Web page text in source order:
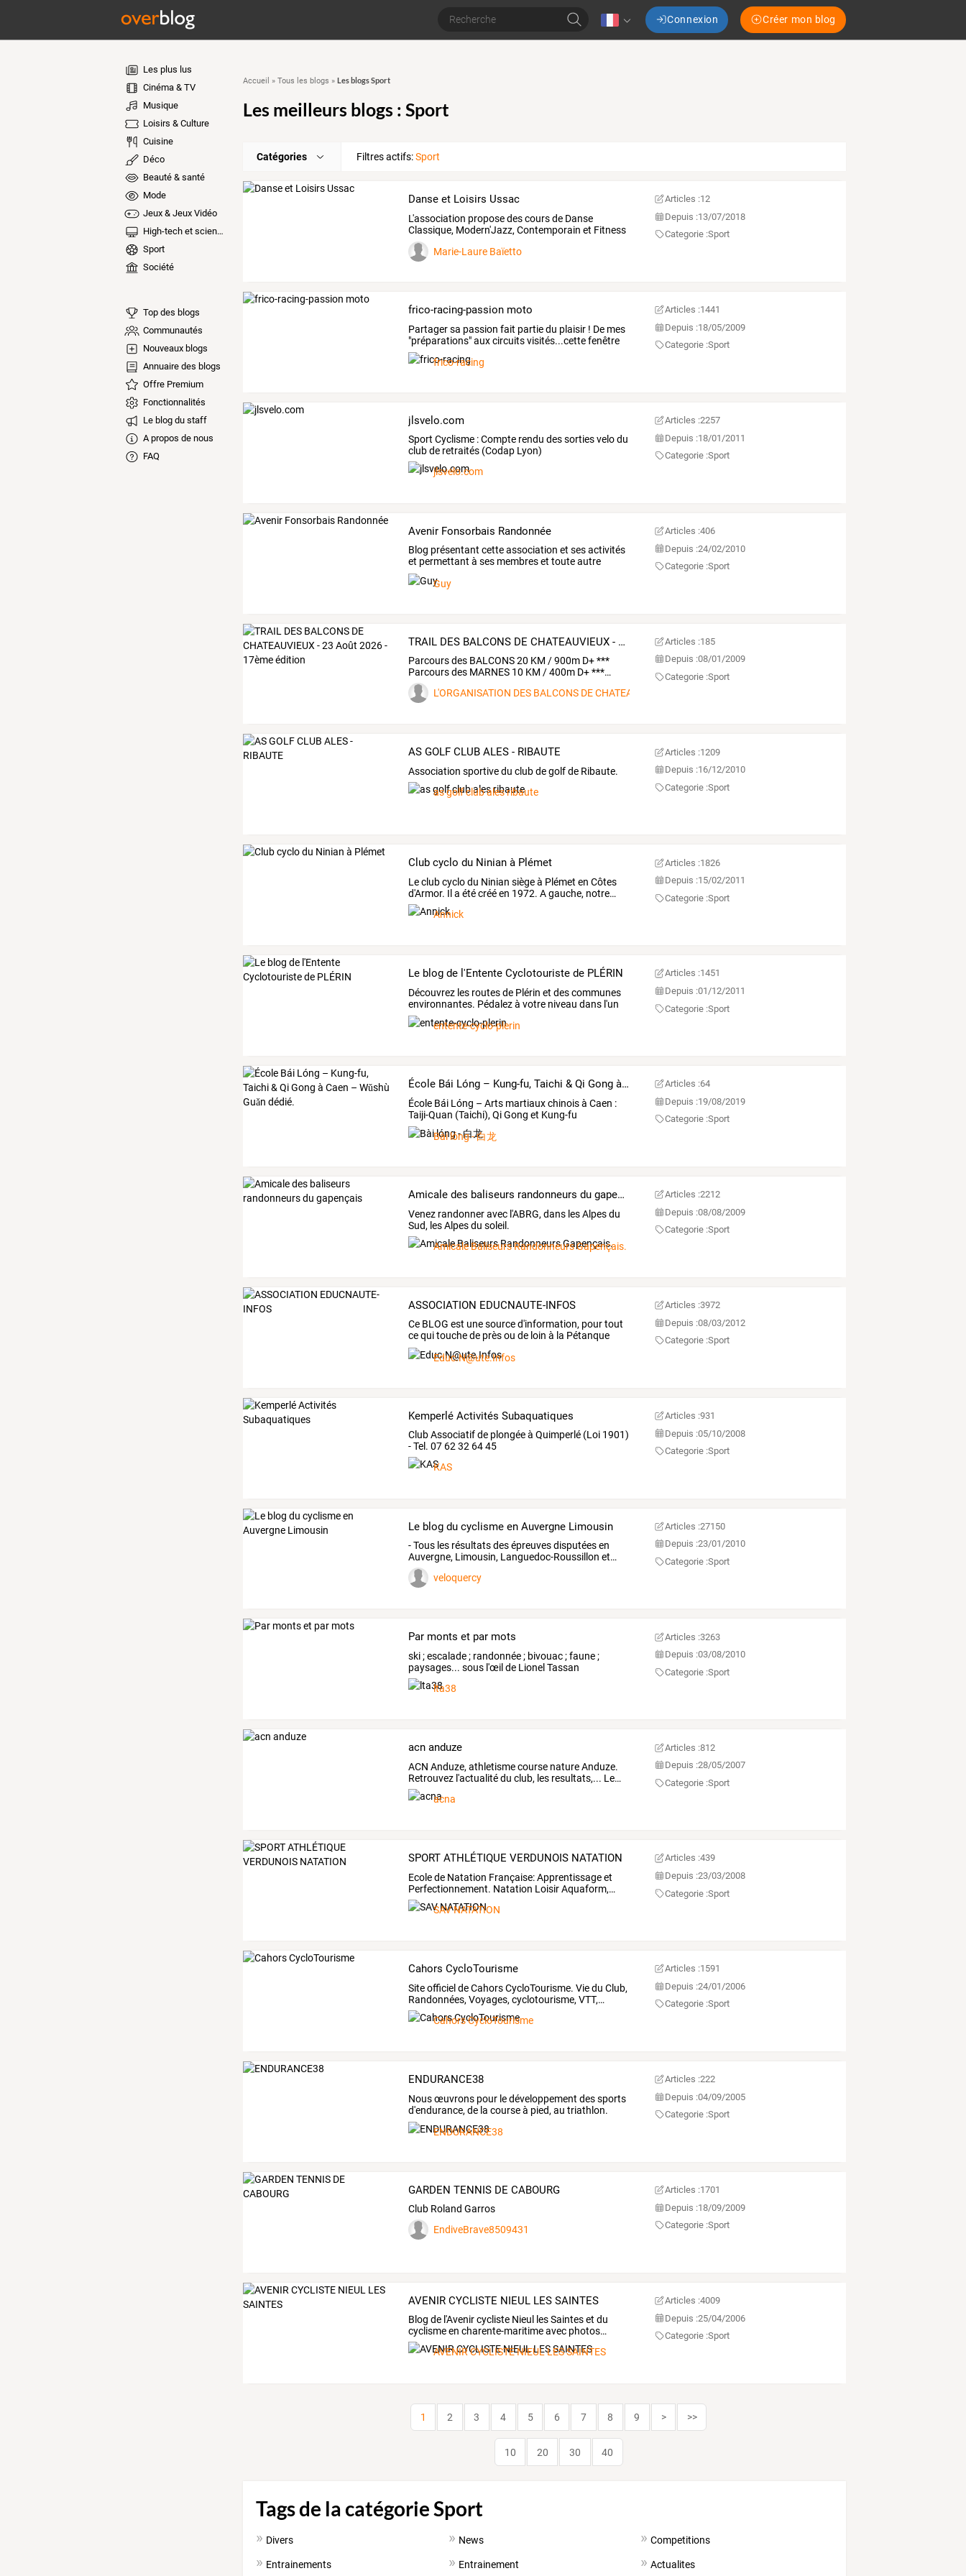
Connexion Créer mon blog
Les plus lus
Cinéma & TV
Musique
Loisirs & Culture
Cuisine
Déco
Beauté & santé
Mode
Jeux & Jeux Vidéo
High-tech et sciences
Sport
Société
Top des blogs
Communautés
Nouveaux blogs
Annuaire des blogs
Offre Premium
Fonctionnalités
Le blog du staff
A propos de nous
FAQ
Accueil » Tous les blogs » Les blogs Sport
Les meilleurs blogs : Sport
Catégories Filtres actifs:Sport
Danse et Loisirs Ussac
L'association propose des cours de Danse
Classique, Modern'Jazz, Contemporain et Fitness
Danse
Marie-Laure Baïetto
Articles :12
Depuis :13/07/2018
Categorie :Sport
frico-racing-passion moto
Partagersa passion fait partiedu plaisir ! De mes
"préparations"auxcircuitsvisités...cettefenêtre
a…
frico-racing
Articles :1441
Depuis :18/05/2009
Categorie :Sport
jlsvelo.com
Sport Cyclisme : Compte rendu des sorties velo du
club de retraités (Codap Lyon)
jlsvelo.com
Articles :2257
Depuis :18/01/2011
Categorie :Sport
Avenir Fonsorbais Randonnée
Blog présentant cetteassociation et sesactivités
et permettant à ses membreset touteautre
personne
Guy
Articles :406
Depuis :24/02/2010
Categorie :Sport
TRAIL DES BALCONS DE CHATEAUVIEUX - 23 Août 2026 - 17ème édition
Parcoursdes BALCONS20 KM /900m D+***
Parcoursdes MARNES 10 KM /400m D+***…
L'ORGANISATION DES BALCONS DE CHATEAUVIEUX
Articles :185
Depuis :08/01/2009
Categorie :Sport
AS GOLF CLUB ALES - RIBAUTE
Association sportive du club de golf de Ribaute.
as golf club ales ribaute
Articles :1209
Depuis :16/12/2010
Categorie :Sport
Club cyclo du Ninian à Plémet
Leclubcyclodu Ninian siègeà Plémet en Côtes
d'Armor. Il a étécrééen 1972. Agauche, notre…
Annick
Articles :1826
Depuis :15/02/2011
Categorie :Sport
Le blog de l'Entente Cyclotouriste de PLÉRIN
Découvrez les routesde Plérin et descommunes
environnantes. Pédalezà votre niveau dans l'un
des
entente-cyclo-plerin
Articles :1451
Depuis :01/12/2011
Categorie :Sport
École Bái Lóng – Kung-fu, Taichi & Qi Gong à Caen – Wǔshù Guǎn dédié.
École Bái Lóng – Arts martiauxchinoisà Caen :
Taiji-Quan (Taichi), QiGong et Kung-fu
enseignés
Bài lóng - 白龙
Articles :64
Depuis :19/08/2019
Categorie :Sport
Amicale des baliseurs randonneurs du gapençais
Venez randonner avec l'ABRG, dans les Alpes du
Sud, les Alpes du soleil.
Amicale Baliseurs Randonneurs Gapençais.
Articles :2212
Depuis :08/08/2009
Categorie :Sport
ASSOCIATION EDUCNAUTE-INFOS
Ce BLOG est unesourced'information, pourtout
cequitouchede prèsou de loin à la Pétanque
surtout
Educ.N@ute.Infos
Articles :3972
Depuis :08/03/2012
Categorie :Sport
Kemperlé Activités Subaquatiques
Club Associatif de plongée à Quimperlé (Loi 1901)
- Tel. 07 62 32 64 45
KAS
Articles :931
Depuis :05/10/2008
Categorie :Sport
Le blog du cyclisme en Auvergne Limousin
-Tous les résultatsdesépreuvesdisputéesen
Auvergne, Limousin, Languedoc-Roussillon et…
veloquercy
Articles :27150
Depuis :23/01/2010
Categorie :Sport
Par monts et par mots
ski ; escalade ; randonnée ; bivouac ; faune ;
paysages... sous l'œil de Lionel Tassan
lta38
Articles :3263
Depuis :03/08/2010
Categorie :Sport
acn anduze
ACN Anduze, athletismecourse natureAnduze.
Retrouvez l'actualitédu club, les resultats,... Le…
acna
Articles :812
Depuis :28/05/2007
Categorie :Sport
SPORT ATHLÉTIQUE VERDUNOIS NATATION
Ecolede Natation Française:Apprentissageet
Perfectionnement. Natation LoisirAquaform,…
SAV NATATION
Articles :439
Depuis :23/03/2008
Categorie :Sport
Cahors CycloTourisme
Siteofficiel deCahorsCycloTourisme. Viedu Club,
Randonnées, Voyages, cyclotourisme, VTT,…
Cahors CycloTourisme
Articles :1591
Depuis :24/01/2006
Categorie :Sport
ENDURANCE38
Nousœuvrons pour ledéveloppement dessports
d'endurance, de la courseà pied, au triathlon.
Nous
ENDURANCE38
Articles :222
Depuis :04/09/2005
Categorie :Sport
GARDEN TENNIS DE CABOURG
Club Roland Garros
EndiveBrave8509431
Articles :1701
Depuis :18/09/2009
Categorie :Sport
AVENIR CYCLISTE NIEUL LES SAINTES
Blog de l'Avenircycliste Nieul lesSainteset du
cyclismeen charente-maritimeavec photos…
AVENIR CYCLISTE NIEUL LES SAINTES
Articles :4009
Depuis :25/04/2006
Categorie :Sport
1 2 3 4 5 6 7 8 9 > >>
10 20 30 40
Tags de la catégorie Sport
Divers News Competitions
Entrainements Entrainement Actualites